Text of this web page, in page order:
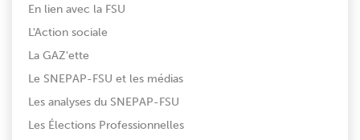
En lien avec la FSU
L'Action sociale
La GAZ'ette
Le SNEPAP-FSU et les médias
Les analyses du SNEPAP-FSU
Les Élections Professionnelles